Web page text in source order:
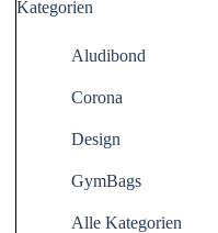
Kategorien
Aludibond
Corona
Design
GymBags
Alle Kategorien